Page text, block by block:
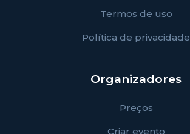
Termos de uso
Política de privacidade
Organizadores
Preços
Criar evento